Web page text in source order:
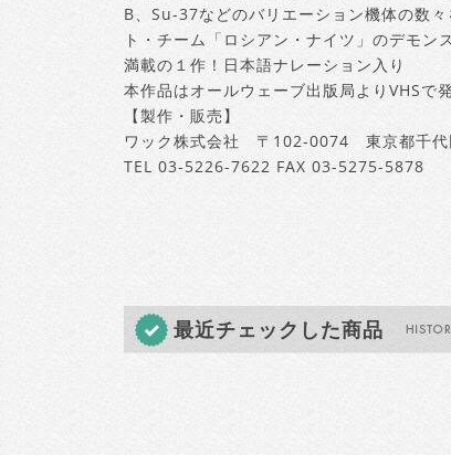
B、Su-37などのバリエーション機体の数
ト・チーム「ロシアン・ナイツ」のデモ
満載の１作！日本語ナレーション入り
本作品はオールウェーブ出版局よりVHSで
【製作・販売】
ワック株式会社 〒102-0074 東京都千
TEL 03-5226-7622 FAX 03-5275-5878
最近チェックした商品